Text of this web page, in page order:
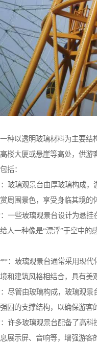
种以透明玻璃材料为主要结
楼大厦或悬崖等高处，供游
括：
玻璃观景台由厚玻璃构成，
周围景色，享受身临其境的
一些玻璃观景台设计为悬挂
人一种像是“漂浮”于空中的
：玻璃观景台通常采用现代
和建筑风格相结合，具有美
尽管由玻璃构成，玻璃观景
固的支撑结构，以确保游客
许多玻璃观景台配备了高科
展示屏、音响等，增强游客